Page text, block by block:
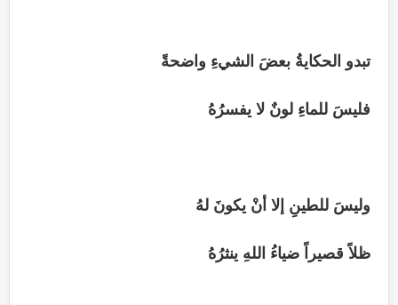
تبدو الحكايةُ بعضَ الشيءِ واضحةً
فليسَ للماءِ لونٌ لا يفسرُهُ
وليسَ للطينِ إلا أنْ يكونَ لهُ
ظلاً قصيراً ضياءُ اللهِ ينثرُهُ